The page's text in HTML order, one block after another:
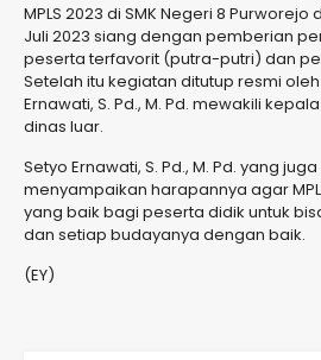
MPLS 2023 di SMK Negeri 8
Juli 2023 siang dengan pemberian
peserta terfavorit (putra-putri) dan
Setelah itu kegiatan ditutup resmi
Ernawati, S. Pd., M. Pd. mewakili
dinas luar.
Setyo Ernawati, S. Pd., M. Pd. yang
menyampaikan harapannya agar
yang baik bagi peserta didik untuk
dan setiap budayanya dengan baik.
(EY)